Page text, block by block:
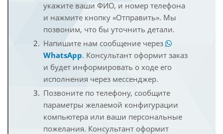
укажите ваши ФИО, и номер телефона
и нажмите кнопку «Отправить». Мы
позвоним, что бы уточнить детали.
Напишите нам сообщение через
WhatsApp. Консультант оформит заказ
и будет информировать о ходе его
исполнения через мессенджер.
Позвоните по телефону, сообщите
параметры желаемой конфигурации
компьютера или ваши персональные
пожелания. Консультант оформит